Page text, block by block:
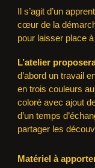
Il s’agit d’un
cœur de la
pour laisser place
L’atelier
d’abord un travail
en trois couleurs
coloré avec ajout
d’un temps
partager les
Matériel à